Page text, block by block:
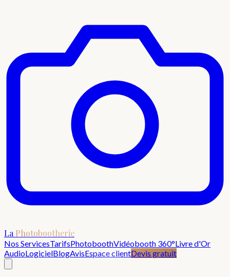
La Photobootherie
Nos ServicesTarifsPhotoboothVidéobooth 360°Livre d'Or
AudioLogicielBlogAvisEspace clientDevis gratuit